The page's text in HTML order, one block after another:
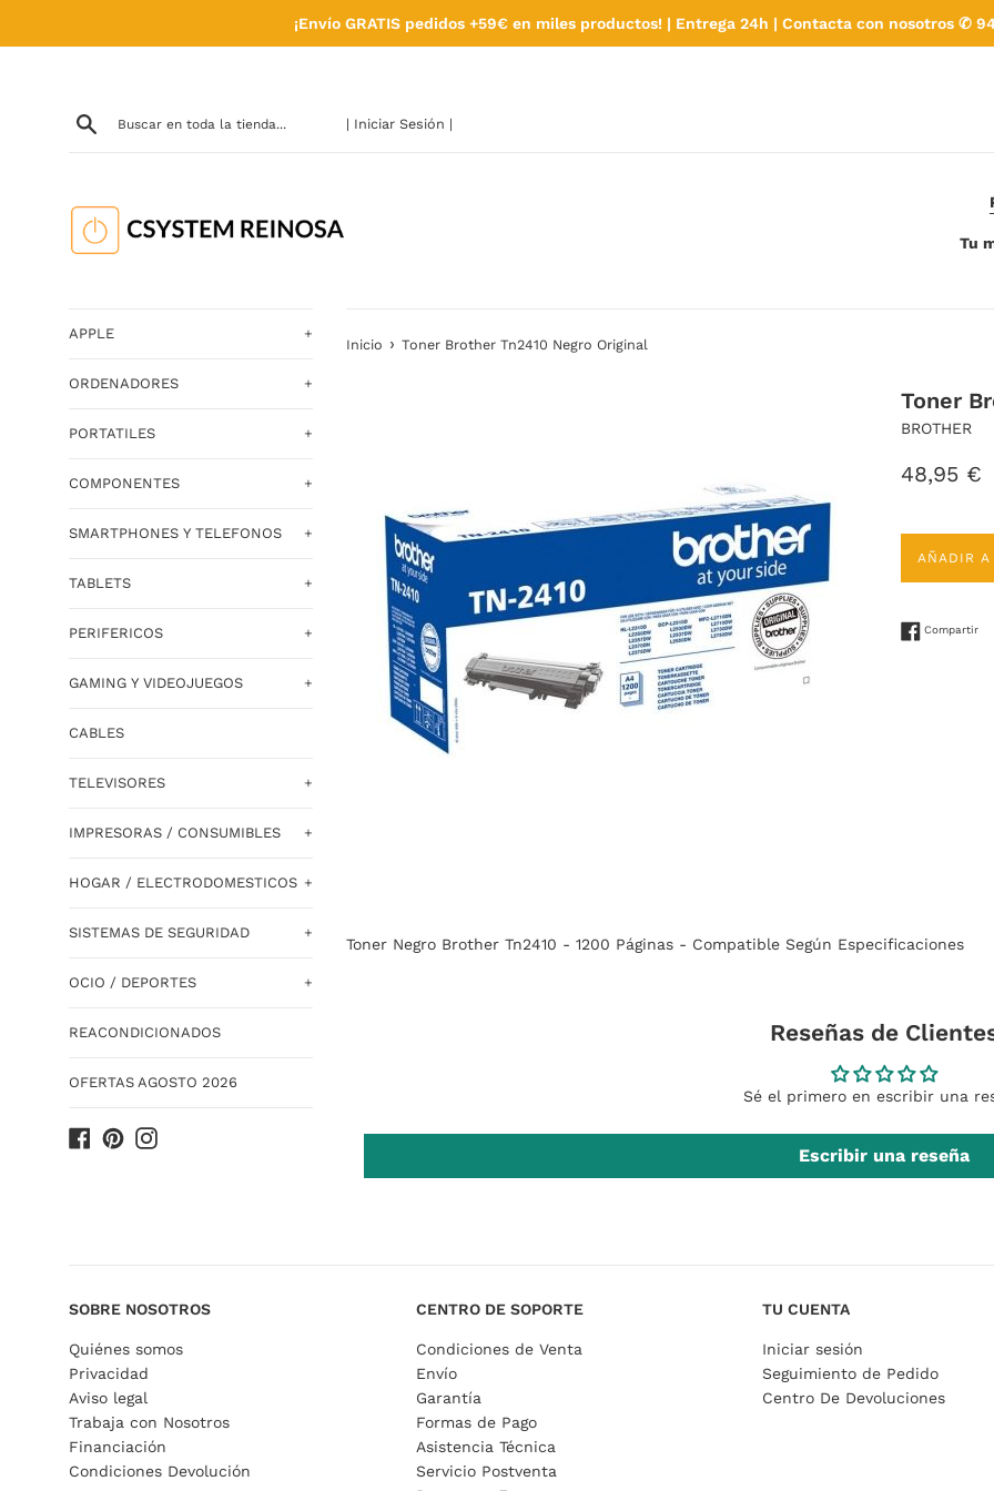
¡Envío GRATIS pedidos +59€ en miles productos! | Entrega 24h | Contacta con nosotros ✆
| Iniciar Sesión |
Tu
APPLE +
ORDENADORES +
PORTATILES +
COMPONENTES +
SMARTPHONES Y TELEFONOS +
TABLETS +
PERIFERICOS +
GAMING Y VIDEOJUEGOS +
CABLES
TELEVISORES +
IMPRESORAS / CONSUMIBLES +
HOGAR / ELECTRODOMESTICOS +
SISTEMAS DE SEGURIDAD +
OCIO / DEPORTES +
REACONDICIONADOS
OFERTAS AGOSTO 2026
Facebook
PinterestInstagram
Inicio › Toner Brother Tn2410 Negro Original
Toner
BROTHER
Precio
48,95 €
AÑADIR A
Compartir
Toner Negro Brother Tn2410 - 1200 Páginas - Compatible Según Especificaciones
Reseñas de
Sé el primero en escribir una
Escribir una reseña
SOBRE NOSOTROS
Quiénes somos
Privacidad
Aviso legal
Trabaja con Nosotros
Financiación
Condiciones Devolución
CENTRO DE SOPORTE
Condiciones de Venta
Envío
Garantía
Formas de Pago
Asistencia Técnica
Servicio Postventa
TU CUENTA
Iniciar sesión
Seguimiento de Pedido
Centro De Devoluciones